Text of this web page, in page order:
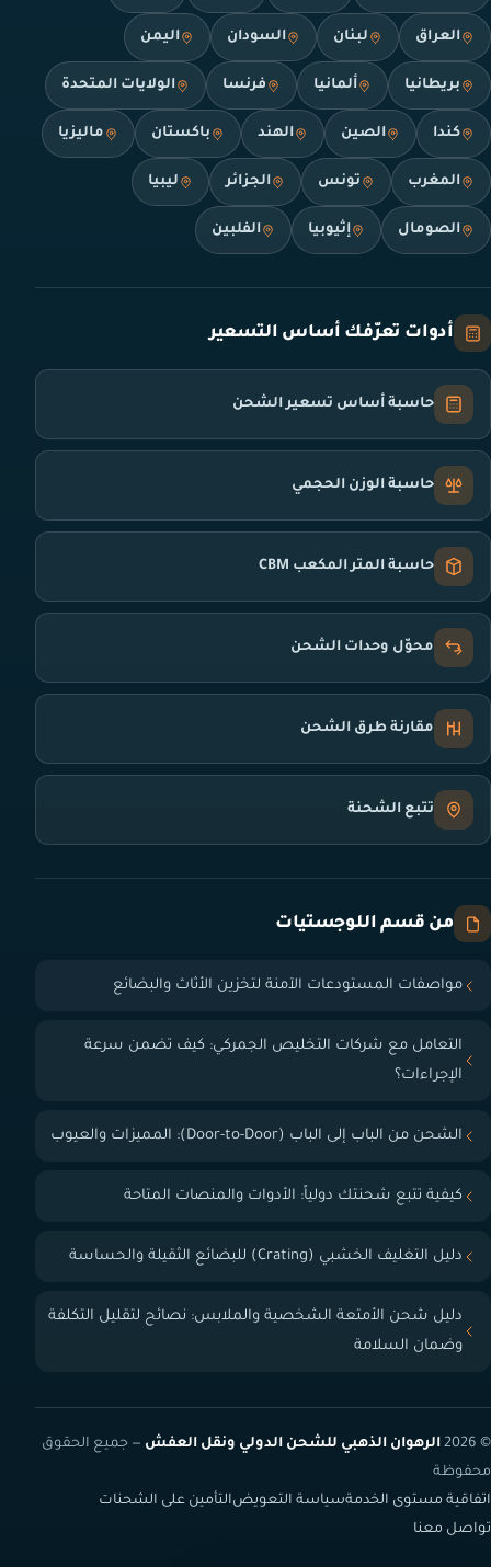
العراق لبنان السودان اليمن
بريطانيا ألمانيا فرنسا الولايات المتحدة
كندا الصين الهند باكستان ماليزيا
المغرب تونس الجزائر ليبيا
الصومال إثيوبيا الفلبين
أدوات تعرّفك أساس التسعير
حاسبة أساس تسعير الشحن
حاسبة الوزن الحجمي
حاسبة المتر المكعب CBM
محوّل وحدات الشحن
مقارنة طرق الشحن
تتبع الشحنة
من قسم اللوجستيات
مواصفات المستودعات الآمنة لتخزين الأثاث والبضائع
التعامل مع شركات التخليص الجمركي: كيف تضمن سرعة
الإجراءات؟
الشحن من الباب إلى الباب (Door-to-Door): المميزات والعيوب
كيفية تتبع شحنتك دولياً: الأدوات والمنصات المتاحة
دليل التغليف الخشبي (Crating) للبضائع الثقيلة والحساسة
دليل شحن الأمتعة الشخصية والملابس: نصائح لتقليل التكلفة
وضمان السلامة
© 2026 الرهوان الذهبي للشحن الدولي ونقل العفش — جميع الحقوق
محفوظة
اتفاقية مستوى الخدمةسياسة التعويضالتأمين على الشحنات
تواصل معنا